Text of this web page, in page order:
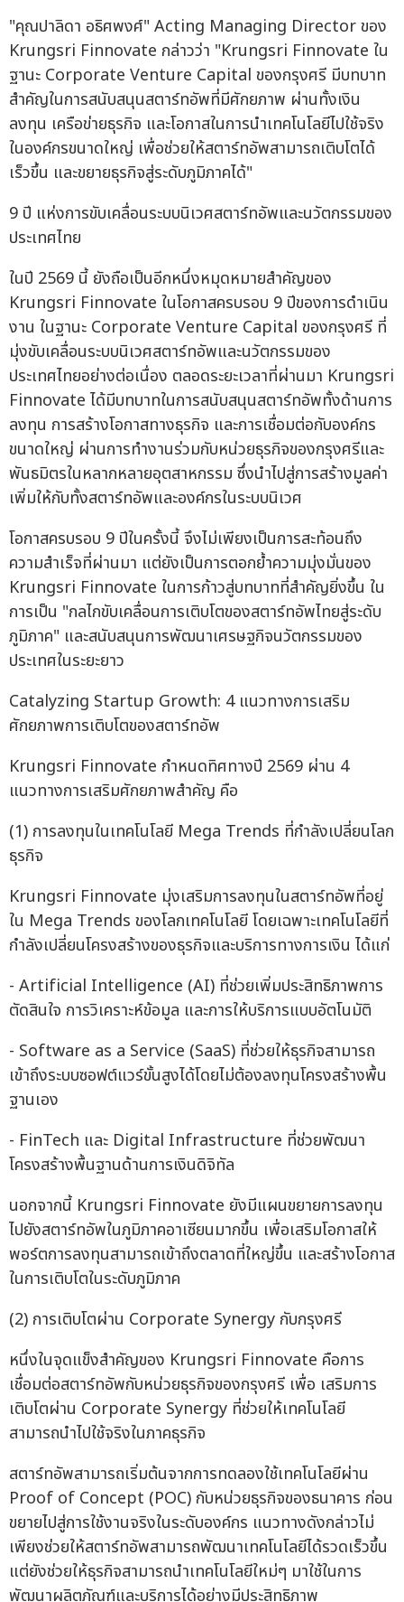
"คุณปาลิดา อธิศพงศ์" Acting Managing Director ของ
Krungsri Finnovate กล่าวว่า "Krungsri Finnovate ใน
ฐานะ Corporate Venture Capital ของกรุงศรี มีบทบาท
สำคัญในการสนับสนุนสตาร์ทอัพที่มีศักยภาพ ผ่านทั้งเงิน
ลงทุน เครือข่ายธุรกิจ และโอกาสในการนำเทคโนโลยีไปใช้จริง
ในองค์กรขนาดใหญ่ เพื่อช่วยให้สตาร์ทอัพสามารถเติบโตได้
เร็วขึ้น และขยายธุรกิจสู่ระดับภูมิภาคได้"
9 ปี แห่งการขับเคลื่อนระบบนิเวศสตาร์ทอัพและนวัตกรรมของ
ประเทศไทย
ในปี 2569 นี้ ยังถือเป็นอีกหนึ่งหมุดหมายสำคัญของ
Krungsri Finnovate ในโอกาสครบรอบ 9 ปีของการดำเนิน
งาน ในฐานะ Corporate Venture Capital ของกรุงศรี ที่
มุ่งขับเคลื่อนระบบนิเวศสตาร์ทอัพและนวัตกรรมของ
ประเทศไทยอย่างต่อเนื่อง ตลอดระยะเวลาที่ผ่านมา Krungsri
Finnovate ได้มีบทบาทในการสนับสนุนสตาร์ทอัพทั้งด้านการ
ลงทุน การสร้างโอกาสทางธุรกิจ และการเชื่อมต่อกับองค์กร
ขนาดใหญ่ ผ่านการทำงานร่วมกับหน่วยธุรกิจของกรุงศรีและ
พันธมิตรในหลากหลายอุตสาหกรรม ซึ่งนำไปสู่การสร้างมูลค่า
เพิ่มให้กับทั้งสตาร์ทอัพและองค์กรในระบบนิเวศ
โอกาสครบรอบ 9 ปีในครั้งนี้ จึงไม่เพียงเป็นการสะท้อนถึง
ความสำเร็จที่ผ่านมา แต่ยังเป็นการตอกย้ำความมุ่งมั่นของ
Krungsri Finnovate ในการก้าวสู่บทบาทที่สำคัญยิ่งขึ้น ใน
การเป็น "กลไกขับเคลื่อนการเติบโตของสตาร์ทอัพไทยสู่ระดับ
ภูมิภาค" และสนับสนุนการพัฒนาเศรษฐกิจนวัตกรรมของ
ประเทศในระยะยาว
Catalyzing Startup Growth: 4 แนวทางการเสริม
ศักยภาพการเติบโตของสตาร์ทอัพ
Krungsri Finnovate กำหนดทิศทางปี 2569 ผ่าน 4
แนวทางการเสริมศักยภาพสำคัญ คือ
(1) การลงทุนในเทคโนโลยี Mega Trends ที่กำลังเปลี่ยนโลก
ธุรกิจ
Krungsri Finnovate มุ่งเสริมการลงทุนในสตาร์ทอัพที่อยู่
ใน Mega Trends ของโลกเทคโนโลยี โดยเฉพาะเทคโนโลยีที่
กำลังเปลี่ยนโครงสร้างของธุรกิจและบริการทางการเงิน ได้แก่
- Artificial Intelligence (AI) ที่ช่วยเพิ่มประสิทธิภาพการ
ตัดสินใจ การวิเคราะห์ข้อมูล และการให้บริการแบบอัตโนมัติ
- Software as a Service (SaaS) ที่ช่วยให้ธุรกิจสามารถ
เข้าถึงระบบซอฟต์แวร์ขั้นสูงได้โดยไม่ต้องลงทุนโครงสร้างพื้น
ฐานเอง
- FinTech และ Digital Infrastructure ที่ช่วยพัฒนา
โครงสร้างพื้นฐานด้านการเงินดิจิทัล
นอกจากนี้ Krungsri Finnovate ยังมีแผนขยายการลงทุน
ไปยังสตาร์ทอัพในภูมิภาคอาเซียนมากขึ้น เพื่อเสริมโอกาสให้
พอร์ตการลงทุนสามารถเข้าถึงตลาดที่ใหญ่ขึ้น และสร้างโอกาส
ในการเติบโตในระดับภูมิภาค
(2) การเติบโตผ่าน Corporate Synergy กับกรุงศรี
หนึ่งในจุดแข็งสำคัญของ Krungsri Finnovate คือการ
เชื่อมต่อสตาร์ทอัพกับหน่วยธุรกิจของกรุงศรี เพื่อ เสริมการ
เติบโตผ่าน Corporate Synergy ที่ช่วยให้เทคโนโลยี
สามารถนำไปใช้จริงในภาคธุรกิจ
สตาร์ทอัพสามารถเริ่มต้นจากการทดลองใช้เทคโนโลยีผ่าน
Proof of Concept (POC) กับหน่วยธุรกิจของธนาคาร ก่อน
ขยายไปสู่การใช้งานจริงในระดับองค์กร แนวทางดังกล่าวไม่
เพียงช่วยให้สตาร์ทอัพสามารถพัฒนาเทคโนโลยีได้รวดเร็วขึ้น
แต่ยังช่วยให้ธุรกิจสามารถนำเทคโนโลยีใหม่ๆ มาใช้ในการ
พัฒนาผลิตภัณฑ์และบริการได้อย่างมีประสิทธิภาพ